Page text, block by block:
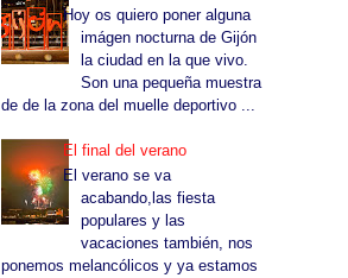
Hoy os quiero poner alguna
imágen nocturna de Gijón
la ciudad en la que vivo.
Son una pequeña muestra
de de la zona del muelle deportivo ...
El final del verano
El verano se va
acabando,las fiesta
populares y las
vacaciones también, nos
ponemos melancólicos y ya estamos